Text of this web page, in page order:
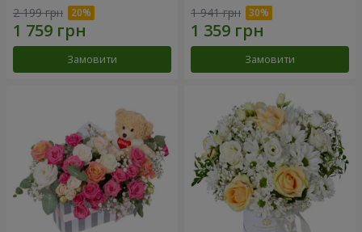
2 199 грн
Замовити
1 941 грн
Замовити